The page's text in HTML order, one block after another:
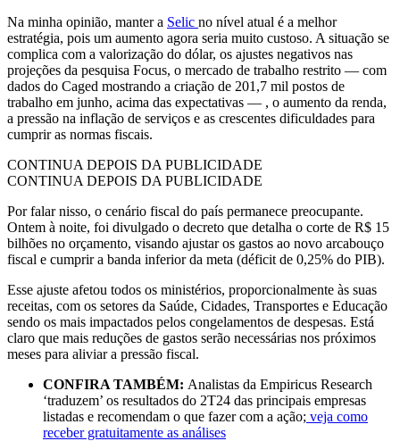
Na minha opinião, manter a Selic no nível atual é a melhor
estratégia, pois um aumento agora seria muito custoso. A situação se
complica com a valorização do dólar, os ajustes negativos nas
projeções da pesquisa Focus, o mercado de trabalho restrito — com
dados do Caged mostrando a criação de 201,7 mil postos de
trabalho em junho, acima das expectativas — , o aumento da renda,
a pressão na inflação de serviços e as crescentes dificuldades para
cumprir as normas fiscais.
CONTINUA DEPOIS DA PUBLICIDADE
CONTINUA DEPOIS DA PUBLICIDADE
Por falar nisso, o cenário fiscal do país permanece preocupante.
Ontem à noite, foi divulgado o decreto que detalha o corte de R$ 15
bilhões no orçamento, visando ajustar os gastos ao novo arcabouço
fiscal e cumprir a banda inferior da meta (déficit de 0,25% do PIB).
Esse ajuste afetou todos os ministérios, proporcionalmente às suas
receitas, com os setores da Saúde, Cidades, Transportes e Educação
sendo os mais impactados pelos congelamentos de despesas. Está
claro que mais reduções de gastos serão necessárias nos próximos
meses para aliviar a pressão fiscal.
CONFIRA TAMBÉM: Analistas da Empiricus Research
‘traduzem’ os resultados do 2T24 das principais empresas
listadas e recomendam o que fazer com a ação; veja como
receber gratuitamente as análises